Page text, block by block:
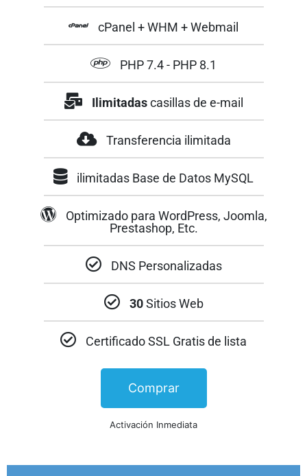
cPanel + WHM + Webmail
PHP 7.4 - PHP 8.1
Ilimitadascasillas de e-mail
Transferencia ilimitada
ilimitadas Base de Datos MySQL
Optimizado para WordPress, Joomla,
Prestashop, Etc.
DNS Personalizadas
30Sitios Web
Certificado SSL Gratis de lista
Comprar
Activación Inmediata